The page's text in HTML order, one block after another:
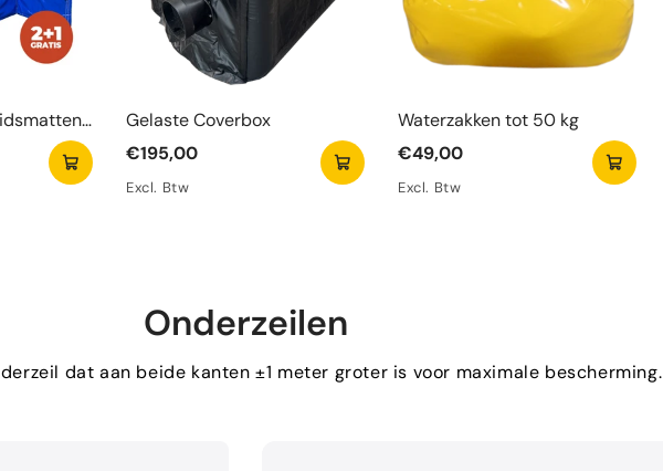
Gelaste Coverbox
€195,00
Excl. Btw
Waterzakken tot 50 kg
€49,00
Excl. Btw
Onderzeilen
dat aan beide kanten ±1 meter groter is voor maximale bescherming.